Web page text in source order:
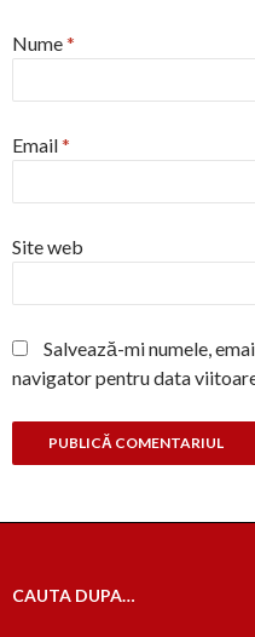
Nume*
Email*
Site web
Salvează-mi numele,
navigator pentru data
CAUTA DUPA…